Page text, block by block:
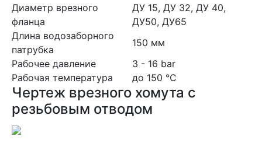
Диаметр врезного
фланца
ДУ 15, ДУ 32, ДУ 40,
ДУ50, ДУ65
Длина водозаборного
патрубка
150 мм
Рабочее давление
3 - 16 bar
Рабочая температура
до 150 °С
Чертеж врезного хомута с
резьбовым отводом